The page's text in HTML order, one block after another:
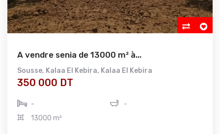
A vendre senia de 13000 m² à...
Sousse, Kalaa El Kebira, Kalaa El Kebira
350 000 DT
-
-
13000 m²